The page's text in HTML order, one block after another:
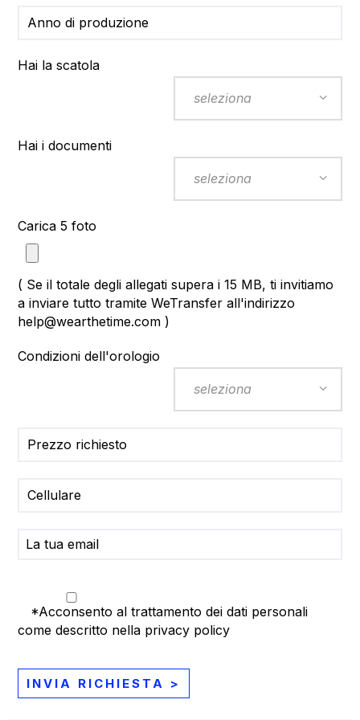
Hai la scatola
Hai i documenti
Carica 5 foto
( Se il totale degli allegati supera i 15 MB, ti invitiamo
a inviare tutto tramite WeTransfer all'indirizzo
help@wearthetime.com )
Condizioni dell'orologio
*Acconsento al trattamento dei dati personali
come descritto nella privacy policy